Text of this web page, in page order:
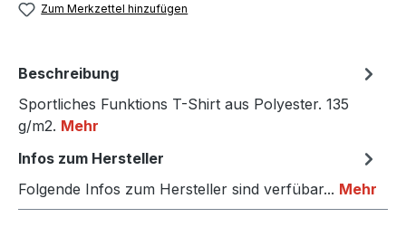
Zum Merkzettel hinzufügen
Beschreibung
Sportliches Funktions T-Shirt aus Polyester. 135
g/m2. Mehr
Infos zum Hersteller
Folgende Infos zum Hersteller sind verfübar... Mehr